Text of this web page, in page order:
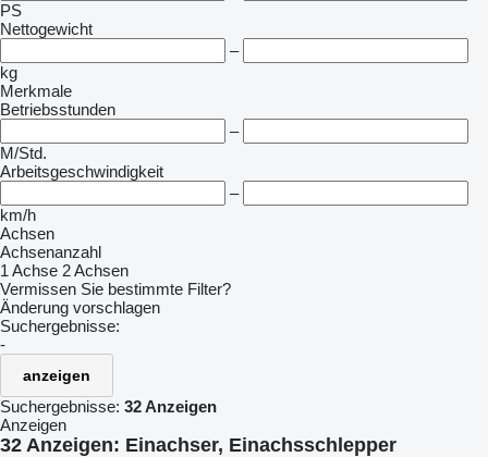
PS
Nettogewicht
–
kg
Merkmale
Betriebsstunden
–
M/Std.
Arbeitsgeschwindigkeit
–
km/h
Achsen
Achsenanzahl
1 Achse 2 Achsen
Vermissen Sie bestimmte Filter?
Änderung vorschlagen
Suchergebnisse:
-
anzeigen
Suchergebnisse: 32 Anzeigen
Anzeigen
32 Anzeigen: Einachser, Einachsschlepper